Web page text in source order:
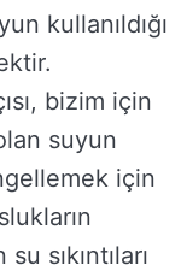
kullanıldığı
bizim için
suyun
için
sıkıntıları